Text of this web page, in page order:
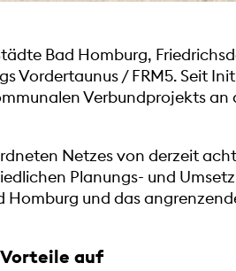
Bad Homburg,
Vordertaunus / FRM5. Seit
Verbundprojekts
Netzes von derzeit
Planungs- und
und das
auf